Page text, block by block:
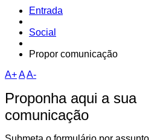
Entrada
Social
Propor comunicação
A+AA-
Proponha aqui a sua
comunicação